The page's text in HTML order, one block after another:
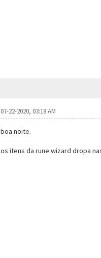
07-22-2020, 03:18 AM
boa noite.
os itens da rune wizard dropa